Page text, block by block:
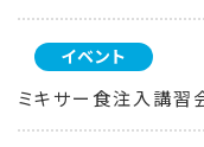
イベント
ミキサー食注入講習